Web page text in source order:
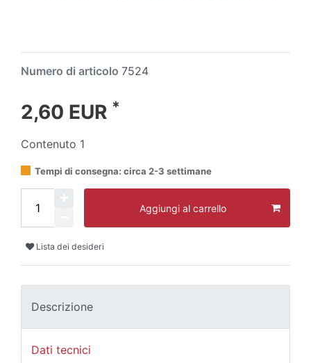
Numero di articolo 7524
2,60 EUR *
Contenuto 1
Tempi di consegna: circa 2-3 settimane
Aggiungi al carrello
Lista dei desideri
Descrizione
Dati tecnici